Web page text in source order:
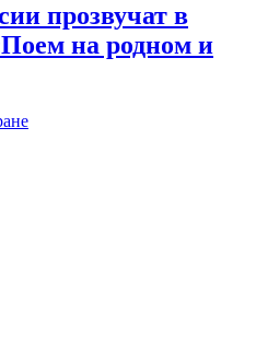
прозвучат в
на родном и